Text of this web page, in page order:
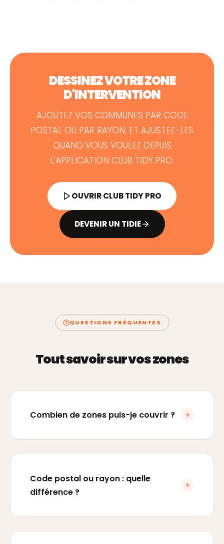
DESSINEZ VOTRE ZONE
D'INTERVENTION
AJOUTEZ VOS COMMUNES PAR CODE
POSTAL OU PAR RAYON, ET AJUSTEZ-LES
QUAND VOUS VOULEZ DEPUIS
L'APPLICATION CLUB TIDY PRO.
OUVRIR CLUB TIDY PRO
DEVENIR UN TIDIE
QUESTIONS FRÉQUENTES
Tout savoir sur vos zones
Combien de zones puis-je couvrir ?
Code postal ou rayon : quelle
différence ?